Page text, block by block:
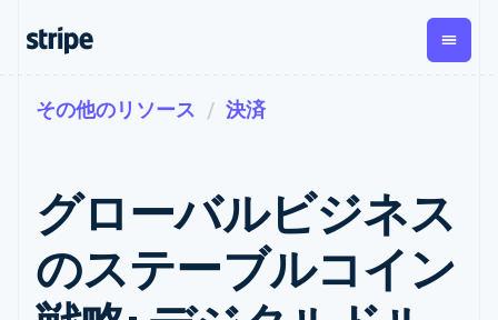
支払い
オンライン決
済
Managed
Payments
マーチャント
オブレコード
収益
経常収益
Metronome
従量課金
サブスクリ
プション
サブスクリ
Global
Payouts
第三者
への入
イス
企業規模別
ユースケース別
エージェンティックコマ
ドキュメント
ライブラリと SDK
Stripe Apps
ガイド
学ぶ
ガイド
その他のリソース 決済
グローバルビジネス
のステーブルコイン